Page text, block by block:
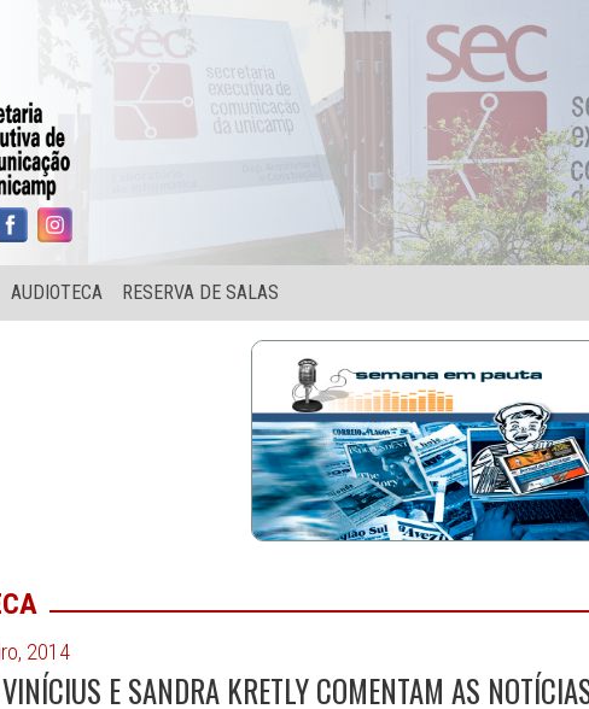
AUDIOTECA RESERVA DE SALAS
2014
E SANDRA KRETLY COMENTAM AS